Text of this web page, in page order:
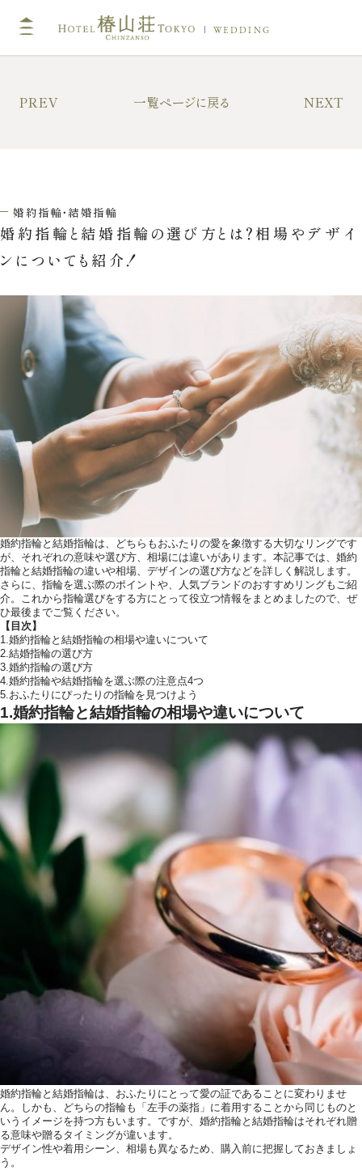
WEDDING
神社挙式
ドレス・和装
ウエディングレポート
ご列席の皆様へ
トピックス
お問い合わせ・
資料請求
お
ホ
TEL.
営業時間
〒112-
婚約指輪・結婚指輪
婚約指輪と結婚指輪の選び方とは？相場やデザイ
ンについても紹介！
婚約指輪と結婚指輪は、どちらもおふたりの愛を象徴する大切なリングです
が、それぞれの意味や選び方、相場には違いがあります。本記事では、婚約
指輪と結婚指輪の違いや相場、デザインの選び方などを詳しく解説します。
さらに、指輪を選ぶ際のポイントや、人気ブランドのおすすめリングもご紹
介。これから指輪選びをする方にとって役立つ情報をまとめましたので、ぜ
ひ最後までご覧ください。
【目次】
1.婚約指輪と結婚指輪の相場や違いについて
2.結婚指輪の選び方
3.婚約指輪の選び方
4.婚約指輪や結婚指輪を選ぶ際の注意点4つ
5.おふたりにぴったりの指輪を見つけよう
1.婚約指輪と結婚指輪の相場や違いについて
婚約指輪と結婚指輪は、おふたりにとって愛の証であることに変わりませ
ん。しかも、どちらの指輪も「左手の薬指」に着用することから同じものと
いうイメージを持つ方もいます。ですが、婚約指輪と結婚指輪はそれぞれ贈
る意味や贈るタイミングが違います。
デザイン性や着用シーン、相場も異なるため、購入前に把握しておきましょ
う。
PREV 一覧ページに戻る NEXT